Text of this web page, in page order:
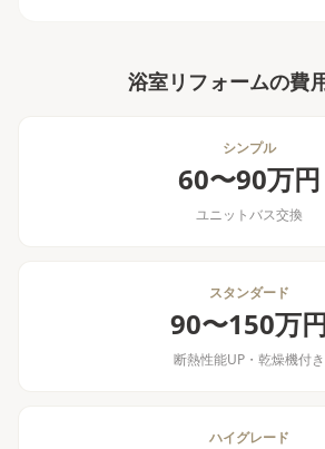
浴室リフォームの費
シンプル
60〜90万円
ユニットバス交換
スタンダード
90〜150万
断熱性能UP・乾燥機付き
ハイグレード